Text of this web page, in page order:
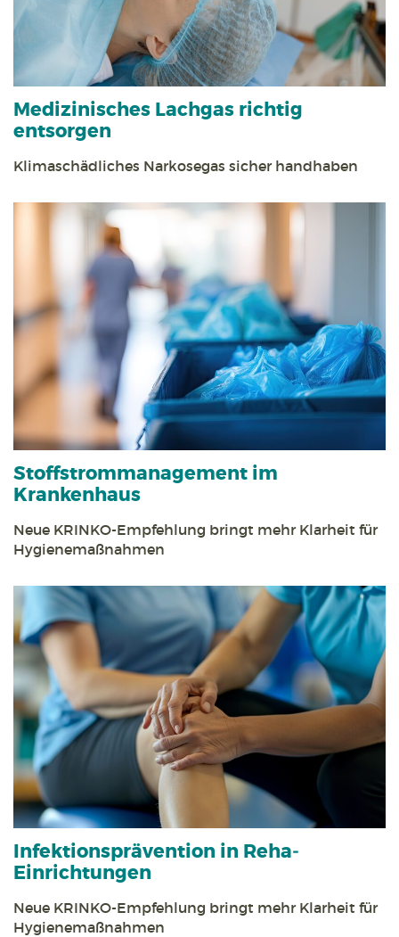
Medizinisches Lachgas richtig
entsorgen
Klimaschädliches Narkosegas sicher handhaben
Stoff­strom­management im
Krankenhaus
Neue KRINKO-Empfehlung bringt mehr Klarheit für
Hygienemaßnahmen
Infektions­prävention in Reha­
Einrichtungen
Neue KRINKO-Empfehlung bringt mehr Klarheit für
Hygiene­maßnahmen